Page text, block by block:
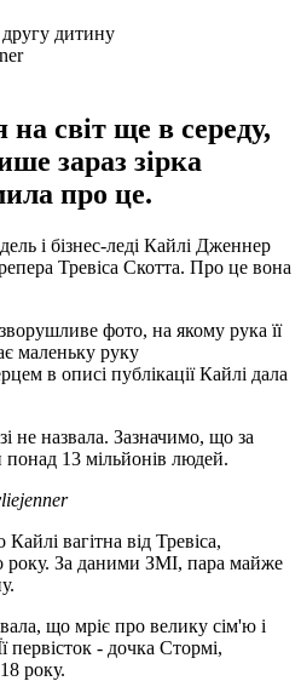
світ ще в середу,
зараз зірка
про це.
і бізнес-леді Кайлі Дженнер
Тревіса Скотта. Про це вона
фото, на якому рука її
маленьку руку
в описі публікації Кайлі дала
не назвала. Зазначимо, що за
13 мільйонів людей.
вагітна від Тревіса,
року. За даними ЗМІ, пара майже
що мріє про велику сім'ю і
первісток - дочка Стормі,
року.